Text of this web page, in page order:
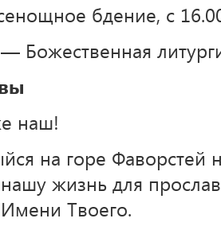
бдение, с
Божественная
наш!
на горе Фаворстей
жизнь для
Твоего.